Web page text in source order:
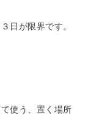
日が限界です。
使う、置く場所